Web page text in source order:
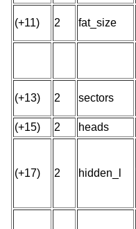
(+11) 2 fat_size
(+13) 2 sectors
(+15)
2 heads
(+17) 2 hidden_l